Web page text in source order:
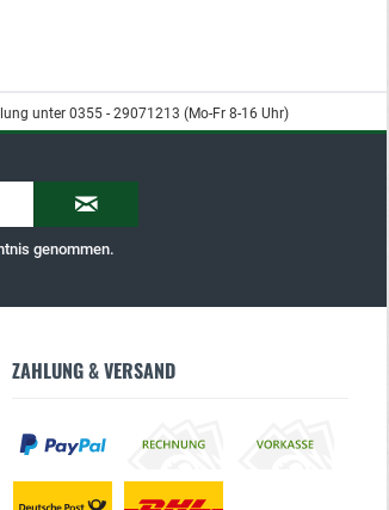
unter 0355 - 29071213 (Mo-Fr 8-16 Uhr)
genommen.
ZAHLUNG & VERSAND